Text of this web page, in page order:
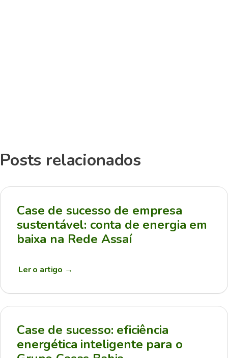
Posts relacionados
Case de sucesso de empresa
sustentável: conta de energia em
baixa na Rede Assaí
Ler o artigo →
Case de sucesso: eficiência
energética inteligente para o